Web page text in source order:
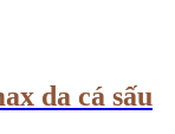
da cá sấu